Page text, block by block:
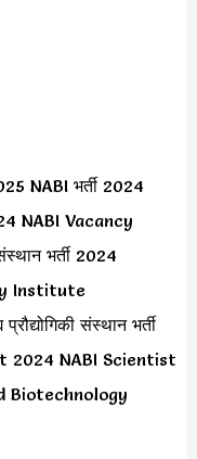
NABI भर्ती 2024
NABI Vacancy
भर्ती 2024
Institute
संस्थान भर्ती
2024 NABI Scientist
Biotechnology